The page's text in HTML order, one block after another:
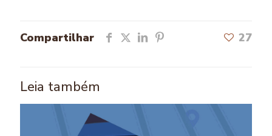
Compartilhar 27
Leia também